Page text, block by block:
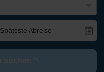
Späteste Abreise